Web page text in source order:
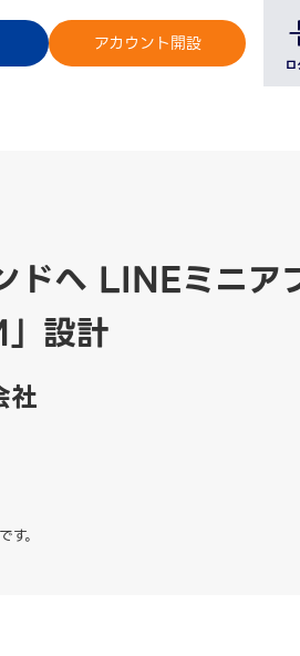
アカウント開設
ロ
ドへ LINEミニア
設計
社
。